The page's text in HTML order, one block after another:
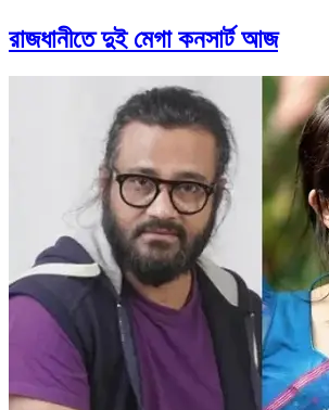
রাজধানীতে দুই মেগা কনসার্ট আজ